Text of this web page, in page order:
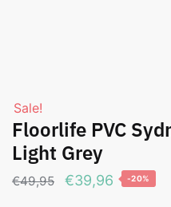
Sale!
Floorlife PVC
Light Grey
€49,95
Oorspronkelijke
€39,96 Huidige
-20%